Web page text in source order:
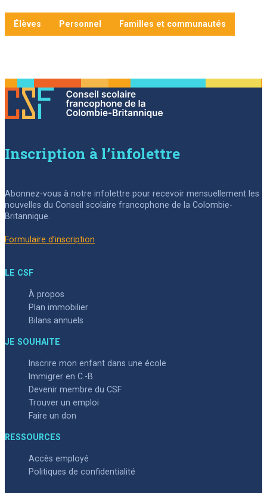
Élèves Personnel Familles et communautés
Inscription à l’infolettre
Abonnez-vous à notre infolettre pour recevoir mensuellement les
nouvelles du Conseil scolaire francophone de la Colombie-
Britannique.
Formulaire d’inscription
LE CSF
À propos
Plan immobilier
Bilans annuels
JE SOUHAITE
Inscrire mon enfant dans une école
Immigrer en C.-B.
Devenir membre du CSF
Trouver un emploi
Faire un don
RESSOURCES
Accès employé
Politiques de confidentialité